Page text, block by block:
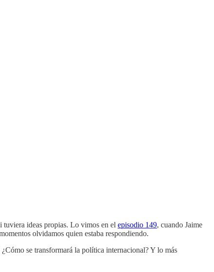
tuviera ideas propias. Lo vimos en el episodio 149, cuando Jaime
olvidamos quien estaba respondiendo.
se transformará la política internacional? Y lo más